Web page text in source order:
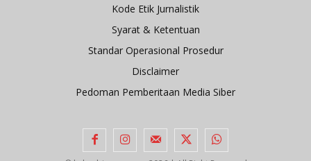
Kode Etik Jurnalistik
Syarat & Ketentuan
Standar Operasional Prosedur
Disclaimer
Pedoman Pemberitaan Media Siber